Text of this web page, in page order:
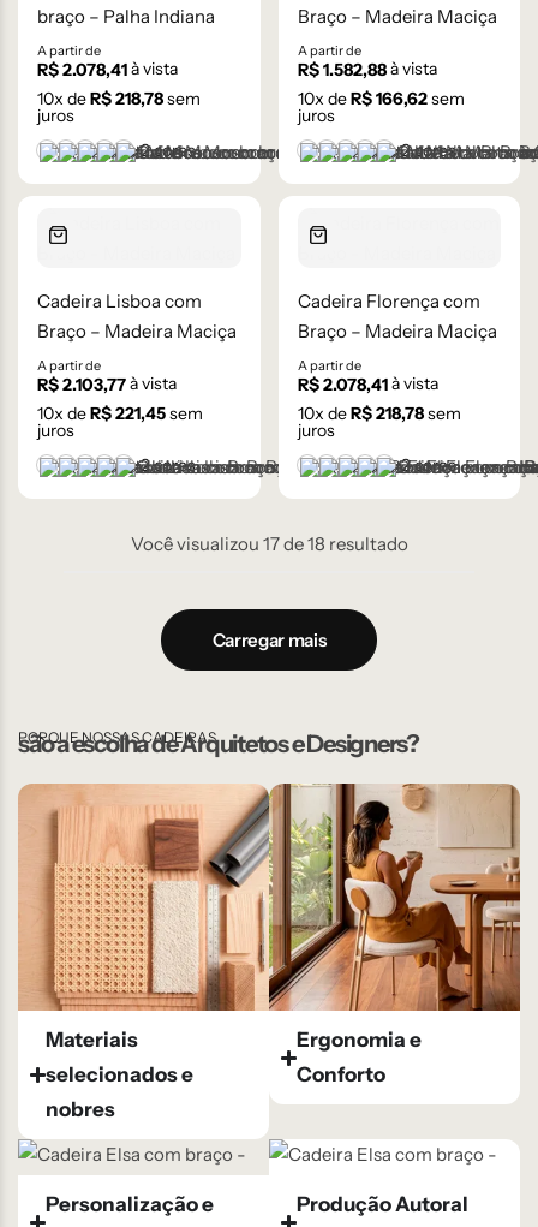
braço – Palha Indiana
A partir de
R$2.078,41à vista
10x deR$218,78sem
juros
Castanho
Castanho Médio
Laca Branco
Laca Cinza
Laca Preta
+2 cores
Braço – Madeira Maciça
A partir de
R$1.582,88à vista
10x deR$166,62sem
juros
Castanho
Castanho Médio
Laca Branco
Laca Cinza
Laca Preta
+2 cores
Cadeira Lisboa com
Braço – Madeira Maciça
A partir de
R$2.103,77à vista
10x deR$221,45sem
juros
Castanho
Castanho Médio
Laca Branco
Laca Cinza
Laca Preta
+2 cores
Cadeira Florença com
Braço – Madeira Maciça
A partir de
R$2.078,41à vista
10x deR$218,78sem
juros
Castanho
Castanho Médio
Laca Branco
Laca Cinza
Laca Preta
+2 cores
Você visualizou 17de18 resultado
Carregar mais
PORQUE NOSSAS CADEIRAS
são a escolha de Arquitetos e Designers?
Materiais
selecionados e
nobres
Ergonomia e
Conforto​
Personalização e
Produção Autoral